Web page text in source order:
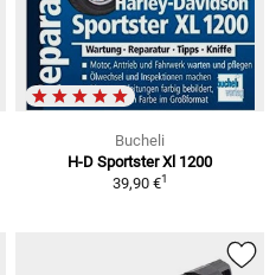
Bucheli
H-D Sportster Xl 1200
39,90 €1